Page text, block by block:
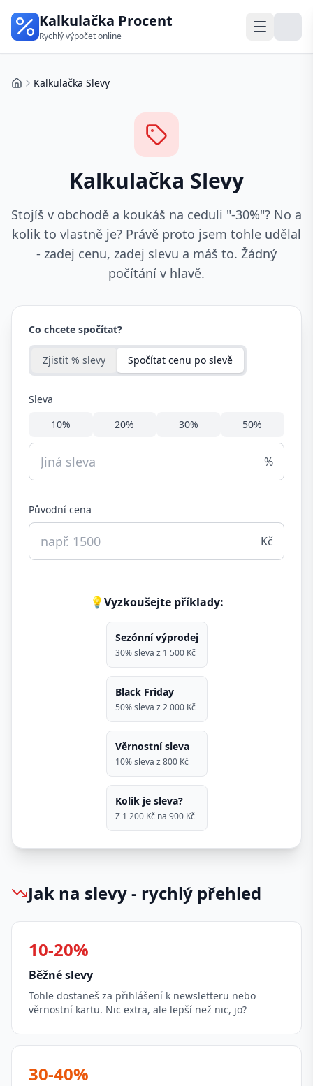
Kalkulačka Procent
Rychlý výpočet online
DomůKalkulačka Slevy
Kalkulačka Slevy
Stojíš v obchodě a koukáš na ceduli "-30%"? No a
kolik to vlastně je? Právě proto jsem tohle udělal
- zadej cenu, zadej slevu a máš to. Žádný
počítání v hlavě.
Co chcete spočítat?
Zjistit % slevy Spočítat cenu po slevě
Sleva
10% 20% 30% 50%
%
Původní cena
Kč
💡Vyzkoušejte příklady:
Sezónní výprodej
30% sleva z 1 500 Kč
Black Friday
50% sleva z 2 000 Kč
Věrnostní sleva
10% sleva z 800 Kč
Kolik je sleva?
Z 1 200 Kč na 900 Kč
Jak na slevy - rychlý přehled
10-20%
Běžné slevy
Tohle dostaneš za přihlášení k newsletteru nebo
věrnostní kartu. Nic extra, ale lepší než nic, jo?
30-40%